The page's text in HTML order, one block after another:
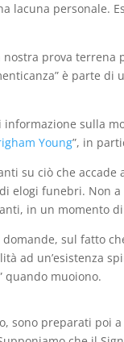
lacuna personale.
prova
è parte
sulla
Young”, in
su ciò che accade
elogi funebri. Non
in un momento
sul fatto
ad un’esistenza
quando muoiono.
sono preparati poi